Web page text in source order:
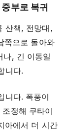
부로 복귀
산책, 전망대,
쪽으로 돌아와
나, 긴 이동일
니다.
니다. 폭풍이
정해 쿠타이
아에서 더 시간